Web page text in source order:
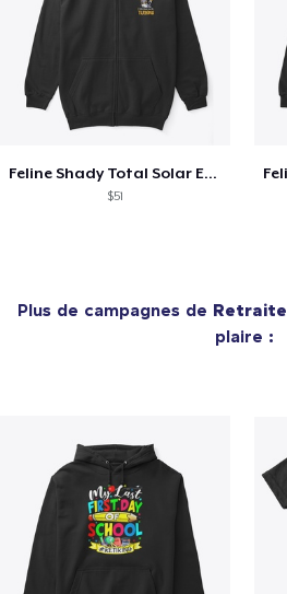
Feline Shady Total Solar Eclipse Tijuana
$51
Plus de campagnes de Retraite
plaire :